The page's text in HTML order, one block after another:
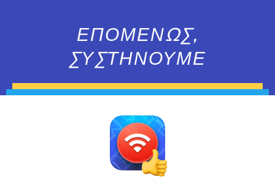
ΕΠΟΜΕΝΩΣ,
ΣΥΣΤΗΝΟΥΜΕ